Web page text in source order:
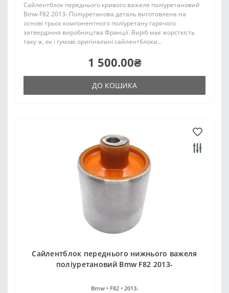
Сайлентблок переднього кривого важеля поліуретановий
Bmw F82 2013- Поліуретанова деталь виготовлена на
основі трьох компонентного поліуретану гарячого
затвердіння виробництва Франції. Виріб має жорсткість
таку ж, як і гумові оригінальні сайлентблоки...
1 500.00₴
ДО КОШИКА
Сайлентблок переднього нижнього важеля
поліуретановий Bmw F82 2013-
Bmw • F82 • 2013-